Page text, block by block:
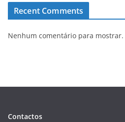
Recent Comments
Nenhum comentário para mostrar.
Contactos